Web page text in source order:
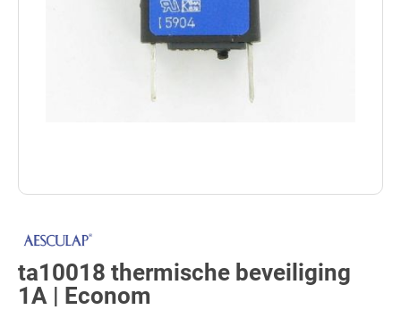
ta10018 thermische beveiliging
1A | Econom